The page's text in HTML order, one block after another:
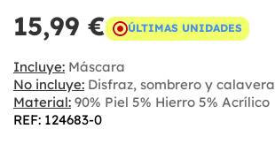
15,99 € ÚLTIMAS UNIDADES
Incluye: Máscara
No incluye: Disfraz, sombrero y calavera
Material: 90% Piel 5% Hierro 5% Acrílico
REF: 124683-0